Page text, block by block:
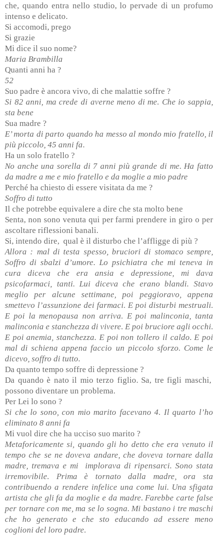
che, quando entra nello studio, lo pervade di un profumo
intenso e delicato.
Si accomodi, prego
Si grazie
Mi dice il suo nome?
Maria Brambilla
Quanti anni ha ?
52
Suo padre è ancora vivo, di che malattie soffre ?
Si 82 anni, ma crede di averne meno di me. Che io sappia,
sta bene
Sua madre ?
E’ morta di parto quando ha messo al mondo mio fratello, il
più piccolo, 45 anni fa.
Ha un solo fratello ?
No anche una sorella di 7 anni più grande di me. Ha fatto
da madre a me e mio fratello e da moglie a mio padre
Perché ha chiesto di essere visitata da me ?
Soffro di tutto
Il che potrebbe equivalere a dire che sta molto bene
Senta, non sono venuta qui per farmi prendere in giro o per
ascoltare riflessioni banali.
Si, intendo dire, qual è il disturbo che l’affligge di più ?
Allora : mal di testa spesso, bruciori di stomaco sempre,
Soffro di sbalzi d’umore. Lo psichiatra che mi teneva in
cura diceva che era ansia e depressione, mi dava
psicofarmaci, tanti. Lui diceva che erano blandi. Stavo
meglio per alcune settimane, poi peggioravo, appena
smettevo l’assunzione dei farmaci. E poi disturbi mestruali.
E poi la menopausa non arriva. E poi malinconia, tanta
malinconia e stanchezza di vivere. E poi bruciore agli occhi.
E poi anemia, stanchezza. E poi non tollero il caldo. E poi
mal di schiena appena faccio un piccolo sforzo. Come le
dicevo, soffro di tutto.
Da quanto tempo soffre di depressione ?
Da quando è nato il mio terzo figlio. Sa, tre figli maschi,
possono diventare un problema.
Per Lei lo sono ?
Si che lo sono, con mio marito facevano 4. Il quarto l’ho
eliminato 8 anni fa
Mi vuol dire che ha ucciso suo marito ?
Metaforicamente si, quando gli ho detto che era venuto il
tempo che se ne doveva andare, che doveva tornare dalla
madre, tremava e mi
implorava di ripensarci. Sono stata
irremovibile. Prima è tornato dalla madre, ora sta
contribuendo a rendere infelice una come lui. Una sfigata
artista che gli fa da moglie e da madre. Farebbe carte false
per tornare con me, ma se lo sogna. Mi bastano i tre maschi
che ho generato e che sto educando ad essere meno
coglioni del loro padre.